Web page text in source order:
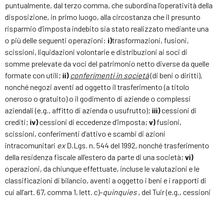
puntualmente, dal terzo comma, che subordina l’operatività della
disposizione, in primo luogo, alla circostanza che il presunto
risparmio d’imposta indebito sia stato realizzato mediante una
o più delle seguenti operazioni: i)trasformazioni, fusioni,
scissioni, liquidazioni volontarie e distribuzioni ai soci di
somme prelevate da voci del patrimonio netto diverse da quelle
formate con utili; ii) conferimenti in società(di beni o diritti),
nonché negozi aventi ad oggetto il trasferimento (a titolo
oneroso o gratuito) o il godimento di aziende o complessi
aziendali (e.g., affitto di azienda o usufrutto); iii)cessioni di
crediti; iv)cessioni di eccedenze d’imposta; v)fusioni,
scissioni, conferimenti d’attivo e scambi di azioni
intracomunitari exD.Lgs. n. 544 del 1992, nonché trasferimento
della residenza fiscale all’estero da parte di una società; vi)
operazioni, da chiunque effettuate, incluse le valutazioni e le
classificazioni di bilancio, aventi a oggetto i beni e i rapporti di
cui all’art. 67, comma 1, lett. c)-quinquies, del Tuir (e.g., cessioni